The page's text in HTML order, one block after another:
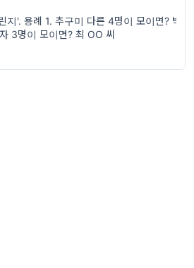
#밈 (24)
#MZ세대 (23)
#7월밈 (21)
#밈뜻 (20)
'. 용례 1. 추구미 다른 4명이 모이면? 박
3명이 모이면? 최 OO 씨